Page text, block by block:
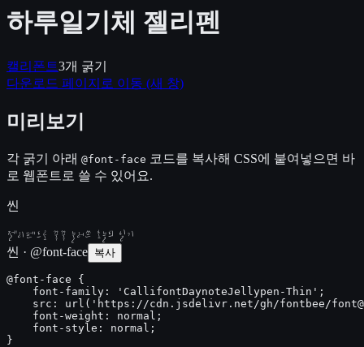
하루일기체 젤리펜
캘리폰트3개 굵기
다운로드 페이지로 이동 (새 창)
미리보기
각 굵기 아래 @font-face 코드를 복사해 CSS에 붙여넣으면 바
로 웹폰트로 쓸 수 있어요.
씬
젤리펜으로 꾹꾹 눌러쓴 오늘의 일기
씬 · @font-face 복사
@font-face {
    font-family: 'CallifontDaynoteJellypen-Thin';
src: url('https://cdn.jsdelivr.net/gh/fontbee/
    font-weight: normal;
    font-style: normal;
}